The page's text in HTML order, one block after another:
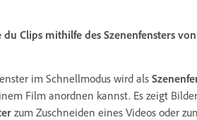
du Clips mithilfe des Szenenfensters
im Schnellmodus wird als
Film anordnen kannst. Es zeigt
zum Zuschneiden eines Videos oder